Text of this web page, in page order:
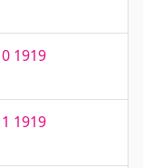
1919
1919